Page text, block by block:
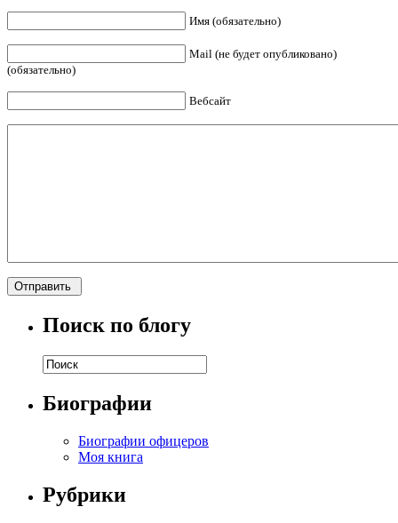
Имя (обязательно)
Mail (не будет опубликовано)
(обязательно)
Вебсайт
Поиск по блогу
Биографии
Биографии офицеров
Моя книга
Рубрики